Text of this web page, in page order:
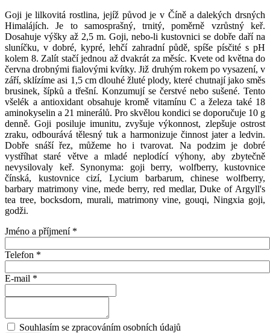
Goji je lilkovitá rostlina, jejíž původ je v Číně a dalekých drsných
Himalájích. Je to samosprašný, trnitý, poměrně vzrůstný keř.
Dosahuje výšky až 2,5 m. Goji, nebo-li kustovnici se dobře daří na
sluníčku, v dobré, kypré, lehčí zahradní půdě, spíše písčité s pH
kolem 8. Zalít stačí jednou až dvakrát za měsíc. Kvete od května do
června drobnými fialovými kvítky. Již druhým rokem po vysazení, v
září, sklízíme asi 1,5 cm dlouhé žluté plody, které chutnají jako směs
brusinek, šípků a třešní. Konzumují se čerstvé nebo sušené. Tento
všelék a antioxidant obsahuje kromě vitamínu C a železa také 18
aminokyselin a 21 minerálů. Pro skvělou kondici se doporučuje 10 g
denně. Goji posiluje imunitu, zvyšuje výkonnost, zlepšuje ostrost
zraku, odbourává tělesný tuk a harmonizuje činnost jater a ledvin.
Dobře snáší řez, můžeme ho i tvarovat. Na podzim je dobré
vystříhat staré větve a mladé neplodící výhony, aby zbytečně
nevysilovaly keř. Synonyma: goji berry, wolfberry, kustovnice
čínská, kustovnice cizí, Lycium barbarum, chinese wolfberry,
barbary matrimony vine, mede berry, red medlar, Duke of Argyll's
tea tree, bocksdorn, murali, matrimony vine, gouqi, Ningxia goji,
godži.
Jméno a příjmení *
Telefon *
E-mail *
Souhlasím se zpracováním osobních údajů